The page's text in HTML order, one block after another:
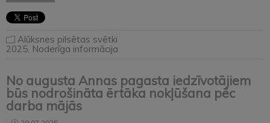
Alūksnes pilsētas svētki
2025 Noderīga informācija
No augusta Annas pagasta iedzīvotājiem
būs nodrošināta ērtāka nokļūšana pēc
darba mājās